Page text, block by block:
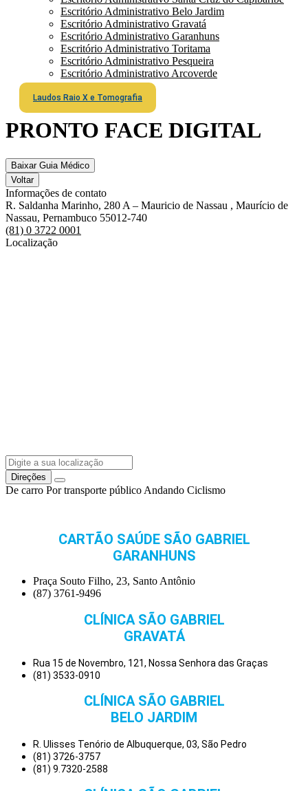
Escritório Administrativo Belo Jardim
Escritório Administrativo Gravatá
Escritório Administrativo Garanhuns
Escritório Administrativo Toritama
Escritório Administrativo Pesqueira
Escritório Administrativo Arcoverde
Laudos Raio X e Tomografia
PRONTO FACE DIGITAL
Baixar Guia Médico
Voltar
Informações de contato
R. Saldanha Marinho, 280 A – Mauricio de Nassau , Maurício de
Nassau, Pernambuco 55012-740
(81) 0 3722 0001
Localização
Direções
De carro Por transporte público Andando Ciclismo
CARTÃO SAÚDE SÃO GABRIEL
GARANHUNS
Praça Souto Filho, 23, Santo Antônio
(87) 3761-9496
CLÍNICA SÃO GABRIEL
GRAVATÁ
Rua 15 de Novembro, 121, Nossa Senhora das Graças
(81) 3533-0910
CLÍNICA SÃO GABRIEL
BELO JARDIM
R. Ulisses Tenório de Albuquerque, 03, São Pedro
(81) 3726-3757
(81) 9.7320-2588